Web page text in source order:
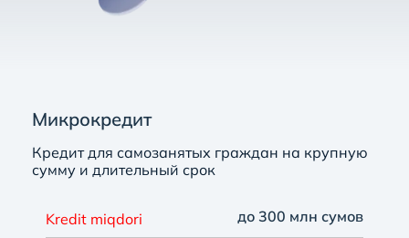
Микрокредит
Кредит для самозанятых граждан на крупную
сумму и длительный срок
Kredit miqdori до 300 млн сумов